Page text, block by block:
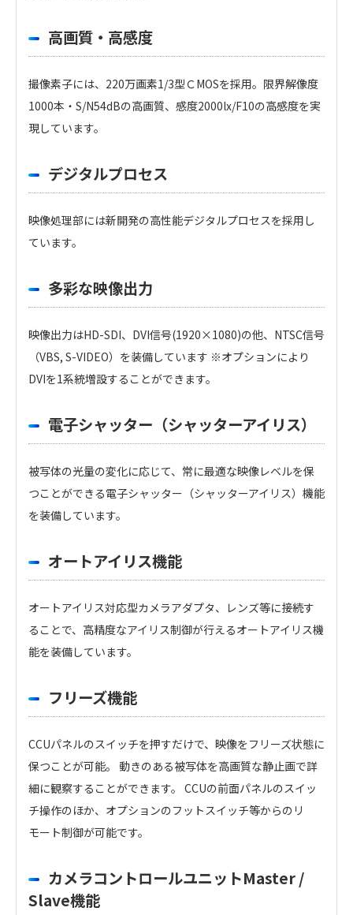
高画質・高感度
撮像素子には、220万画素1/3型ＣMOSを採用。限界解像度
1000本・S/N54dBの高画質、感度2000lx/F10の高感度を実
現しています。
デジタルプロセス
映像処理部には新開発の高性能デジタルプロセスを採用し
ています。
多彩な映像出力
映像出力はHD-SDI、DVI信号(1920×1080)の他、NTSC信号
（VBS, S-VIDEO）を装備しています ※オプションにより
DVIを1系統増設することができます。
電子シャッター（シャッターアイリス）
被写体の光量の変化に応じて、常に最適な映像レベルを保
つことができる電子シャッター（シャッターアイリス）機能
を装備しています。
オートアイリス機能
オートアイリス対応型カメラアダプタ、レンズ等に接続す
ることで、高精度なアイリス制御が行えるオートアイリス機
能を装備しています。
フリーズ機能
CCUパネルのスイッチを押すだけで、映像をフリーズ状態に
保つことが可能。 動きのある被写体を高画質な静止画で詳
細に観察することができます。 CCUの前面パネルのスイッ
チ操作のほか、オプションのフットスイッチ等からのリ
モート制御が可能です。
カメラコントロールユニットMaster /
Slave機能